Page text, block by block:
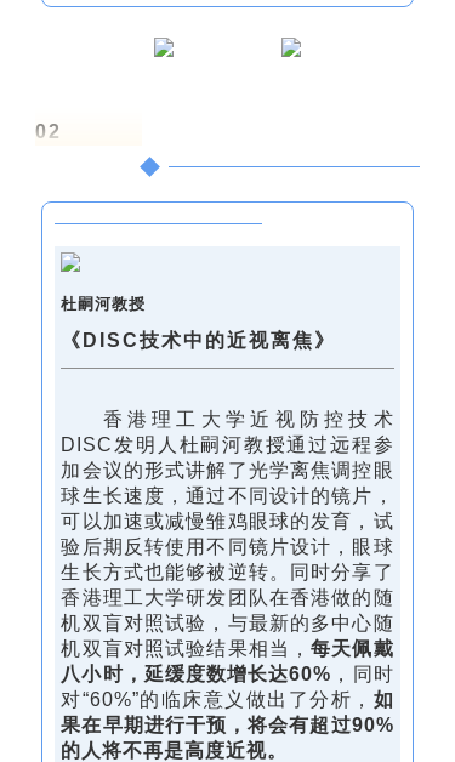
02
杜嗣河教授
《DISC技术中的近视离焦》
香港理工大学近视防控技术
DISC发明人杜嗣河教授通过远程参
加会议的形式讲解了光学离焦调控眼
球生长速度，通过不同设计的镜片，
可以加速或减慢雏鸡眼球的发育，试
验后期反转使用不同镜片设计，眼球
生长方式也能够被逆转。同时分享了
香港理工大学研发团队在香港做的随
机双盲对照试验，与最新的多中心随
机双盲对照试验结果相当，每天佩戴
八小时，延缓度数增长达60% ，同时
对“60%”的临床意义做出了分析， 如
果在早期进行干预，将会有超过90%
的人将不再是高度近视。